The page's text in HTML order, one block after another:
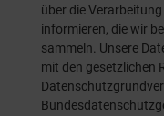
über die
informieren, die wir
sammeln. Unsere
mit den gesetzlichen